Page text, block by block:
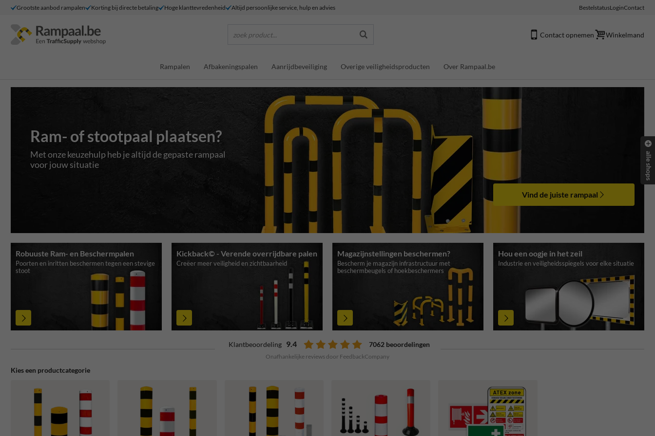
Grootste aanbod rampalen Korting bij directe betaling Hoge klanttevredenheid Altijd persoonlijke service, hulp en advies BestelstatusLoginContact
zoek product... Contact opnemen Winkelmand
Rampalen Afbakeningspalen Aanrijdbeveiliging Overige veiligheidsproducten Over Rampaal.be
Ram- of stootpaal plaatsen?
Met onze keuzehulp heb je altijd de gepaste rampaal
voor jouw situatie
Vind de juiste rampaal
Robuuste Ram- en Beschermpalen
Poorten en inritten beschermen tegen een stevige
stoot
Kickback© - Verende overrijdbare palen
Creëer meer veiligheid en zichtbaarheid
Magazijnstellingen beschermen?
Bescherm je magazijn infrastructuur met
beschermbeugels of hoekbeschermers
Hou een oogje in het zeil
Industrie en veiligheidsspiegels voor elke situatie
Klantbeoordeling 9.4 7062 beoordelingen
Onafhankelijke reviews door FeedbackCompany
Kies een productcategorie
alle shops